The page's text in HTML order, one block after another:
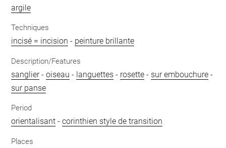
argile
Techniques
incisé = incision - peinture brillante
Description/Features
sanglier-oiseau - languettes - rosette - sur embouchure -
sur panse
Period
orientalisant -corinthien style de transition
Places